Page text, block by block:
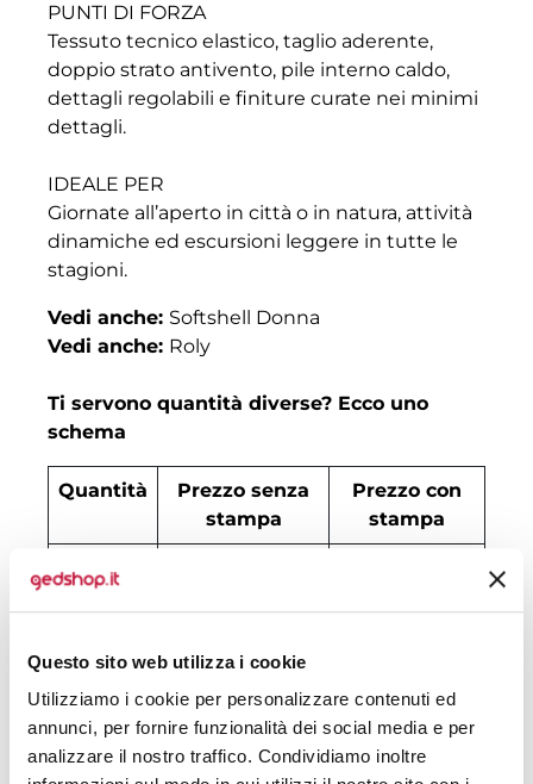
Questo sito web utilizza i cookie
Utilizziamo i cookie per personalizzare contenuti ed
annunci, per fornire funzionalità dei social media e per
analizzare il nostro traffico. Condividiamo inoltre
PUNTI DI FORZA
Tessuto tecnico elastico, taglio aderente,
doppio strato antivento, pile interno caldo,
dettagli regolabili e finiture curate nei minimi
dettagli.
IDEALE PER
Giornate all’aperto in città o in natura, attività
dinamiche ed escursioni leggere in tutte le
stagioni.
Vedi anche: Softshell Donna
Vedi anche: Roly
Ti servono quantità diverse? Ecco uno
schema
Quantità
Prezzo senza
stampa
Prezzo con
stampa
30
50 € 16,66 € 18,38
100 € 15,82
€ 14,97
500 € 14,29 € 15,23